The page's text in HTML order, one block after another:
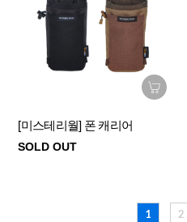
[미스테리월] 폰 캐리어
SOLD OUT
1 2